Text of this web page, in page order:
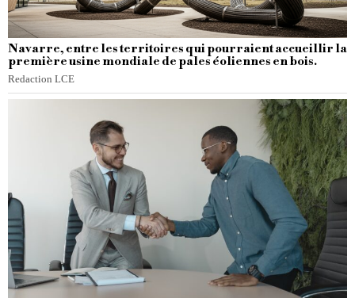
Navarre, entre les territoires qui pourraient accueillir la
première usine mondiale de pales éoliennes en bois.
Redaction LCE